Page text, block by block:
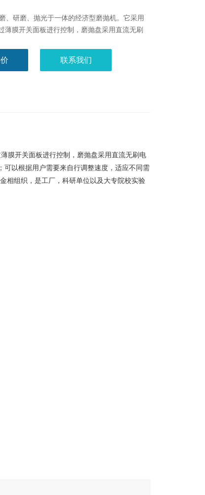
、研磨、抛光于一体的经济型磨抛机。它采用
薄膜开关面板进行控制，磨抛盘采用直流无刷
带冷却装置，可以在研磨时对试样进行冷却，
联系我们
膜开关面板进行控制，磨抛盘采用直流无刷电
以根据用户需要来自行调整速度，适应不同需
相组织，是工厂，科研单位以及大专院校实验